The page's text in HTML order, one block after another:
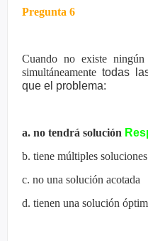
Pregunta 6
Cuando no existe
simultáneamente todas
que el problema:
a. no tendrá solución
b. tiene múltiples soluciones
c. no una solución acotada
d. tienen una solución